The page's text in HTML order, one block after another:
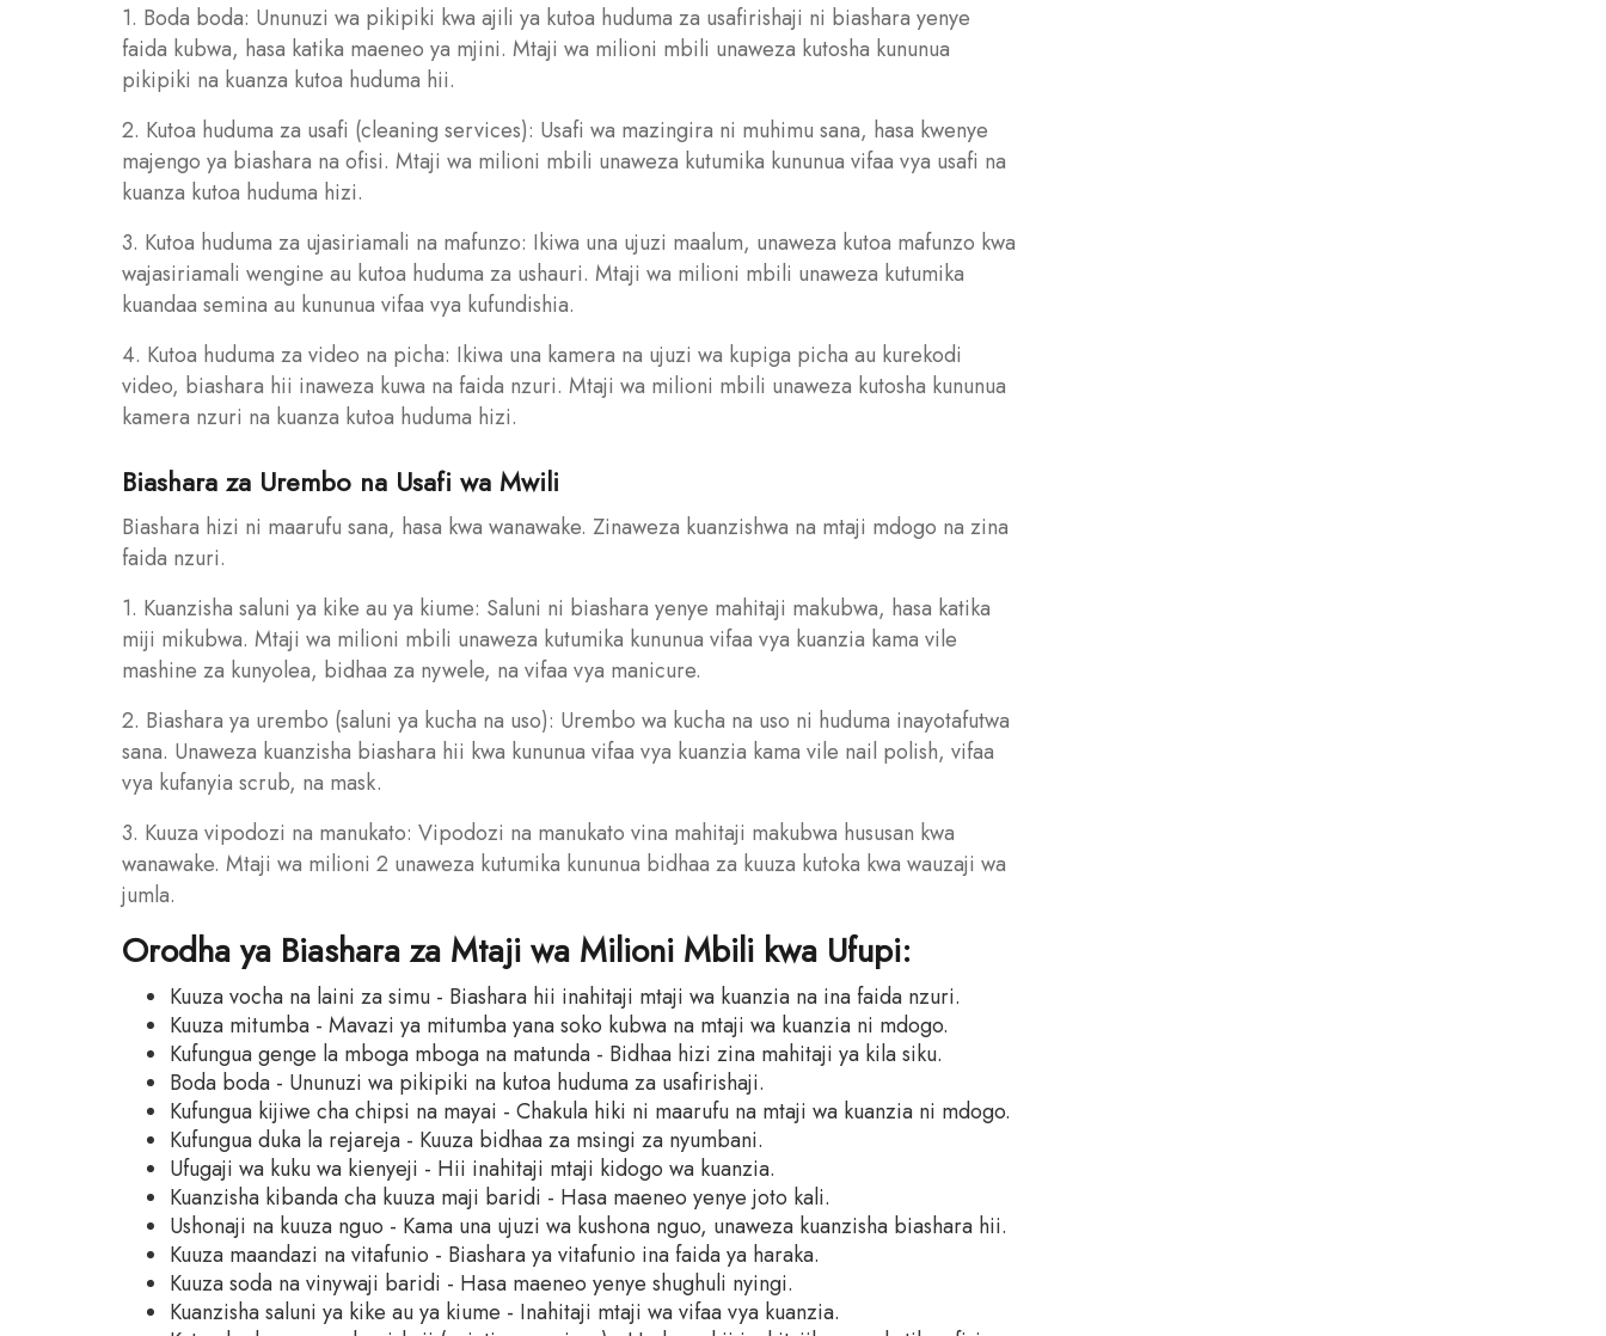
1. Boda boda: Ununuzi wa pikipiki kwa ajili ya kutoa huduma za usafirishaji ni biashara yenye
faida kubwa, hasa katika maeneo ya mjini. Mtaji wa milioni mbili unaweza kutosha kununua
pikipiki na kuanza kutoa huduma hii.
2. Kutoa huduma za usafi (cleaning services): Usafi wa mazingira ni muhimu sana, hasa kwenye
majengo ya biashara na ofisi. Mtaji wa milioni mbili unaweza kutumika kununua vifaa vya usafi na
kuanza kutoa huduma hizi.
3. Kutoa huduma za ujasiriamali na mafunzo: Ikiwa una ujuzi maalum, unaweza kutoa mafunzo kwa
wajasiriamali wengine au kutoa huduma za ushauri. Mtaji wa milioni mbili unaweza kutumika
kuandaa semina au kununua vifaa vya kufundishia.
4. Kutoa huduma za video na picha: Ikiwa una kamera na ujuzi wa kupiga picha au kurekodi
video, biashara hii inaweza kuwa na faida nzuri. Mtaji wa milioni mbili unaweza kutosha kununua
kamera nzuri na kuanza kutoa huduma hizi.
Biashara za Urembo na Usafi wa Mwili
Biashara hizi ni maarufu sana, hasa kwa wanawake. Zinaweza kuanzishwa na mtaji mdogo na zina
faida nzuri.
1. Kuanzisha saluni ya kike au ya kiume: Saluni ni biashara yenye mahitaji makubwa, hasa katika
miji mikubwa. Mtaji wa milioni mbili unaweza kutumika kununua vifaa vya kuanzia kama vile
mashine za kunyolea, bidhaa za nywele, na vifaa vya manicure.
2. Biashara ya urembo (saluni ya kucha na uso): Urembo wa kucha na uso ni huduma inayotafutwa
sana. Unaweza kuanzisha biashara hii kwa kununua vifaa vya kuanzia kama vile nail polish, vifaa
vya kufanyia scrub, na mask.
3. Kuuza vipodozi na manukato: Vipodozi na manukato vina mahitaji makubwa hususan kwa
wanawake. Mtaji wa milioni 2 unaweza kutumika kununua bidhaa za kuuza kutoka kwa wauzaji wa
jumla.
Orodha ya Biashara za Mtaji wa Milioni Mbili kwa Ufupi:
Kuuza vocha na laini za simu - Biashara hii inahitaji mtaji wa kuanzia na ina faida nzuri.
Kuuza mitumba - Mavazi ya mitumba yana soko kubwa na mtaji wa kuanzia ni mdogo.
Kufungua genge la mboga mboga na matunda - Bidhaa hizi zina mahitaji ya kila siku.
Boda boda - Ununuzi wa pikipiki na kutoa huduma za usafirishaji.
Kufungua kijiwe cha chipsi na mayai - Chakula hiki ni maarufu na mtaji wa kuanzia ni mdogo.
Kufungua duka la rejareja - Kuuza bidhaa za msingi za nyumbani.
Ufugaji wa kuku wa kienyeji - Hii inahitaji mtaji kidogo wa kuanzia.
Kuanzisha kibanda cha kuuza maji baridi - Hasa maeneo yenye joto kali.
Ushonaji na kuuza nguo - Kama una ujuzi wa kushona nguo, unaweza kuanzisha biashara hii.
Kuuza maandazi na vitafunio - Biashara ya vitafunio ina faida ya haraka.
Kuuza soda na vinywaji baridi - Hasa maeneo yenye shughuli nyingi.
Kuanzisha saluni ya kike au ya kiume - Inahitaji mtaji wa vifaa vya kuanzia.